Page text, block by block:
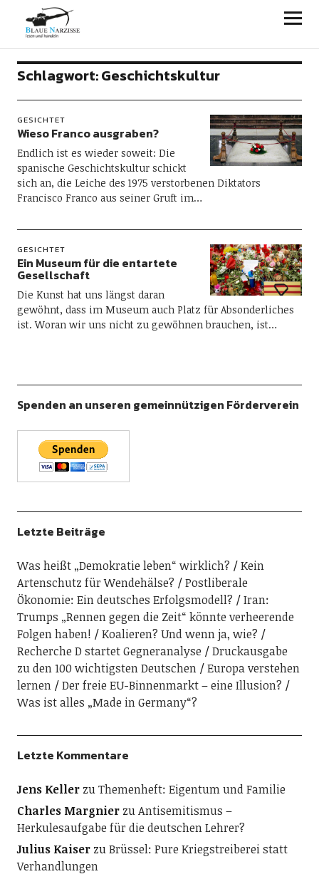
Blaue Narzisse
Schlagwort:Geschichtskultur
GESICHTET
Wieso Franco ausgraben?
Endlich ist es wieder soweit: Die
spanische Geschichtskultur schickt
sich an, die Leiche des 1975 verstorbenen Diktators
Francisco Franco aus seiner Gruft im…
GESICHTET
Ein Museum für die entartete
Gesellschaft
Die Kunst hat uns längst daran
gewöhnt, dass im Museum auch Platz für Absonderliches
ist. Woran wir uns nicht zu gewöhnen brauchen, ist…
Spenden an unseren gemeinnützigen Förderverein
Letzte Beiträge
Was heißt „Demokratie leben“ wirklich?
Kein
Artenschutz für Wendehälse?
Postliberale
Ökonomie: Ein deutsches Erfolgsmodell?
Iran:
Trumps „Rennen gegen die Zeit“ könnte verheerende
Folgen haben!
Koalieren? Und wenn ja, wie?
Recherche D startet Gegneranalyse
Druckausgabe
zu den 100 wichtigsten Deutschen
Europa verstehen
lernen
Der freie EU-Binnenmarkt – eine Illusion?
Was ist alles „Made in Germany“?
Letzte Kommentare
Jens KellerzuThemenheft: Eigentum und Familie
Charles MargnierzuAntisemitismus –
Herkulesaufgabe für die deutschen Lehrer?
Julius KaiserzuBrüssel: Pure Kriegstreiberei statt
Verhandlungen